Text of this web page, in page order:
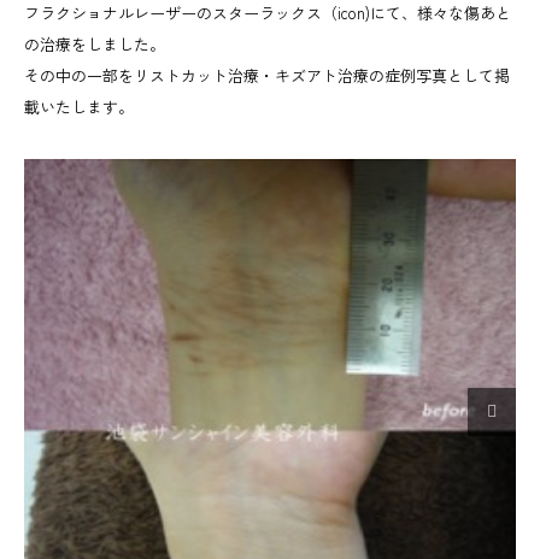
フラクショナルレーザーのスターラックス（icon)にて、様々な傷あと
の治療をしました。
その中の一部をリストカット治療・キズアト治療の症例写真として掲
載いたします。
